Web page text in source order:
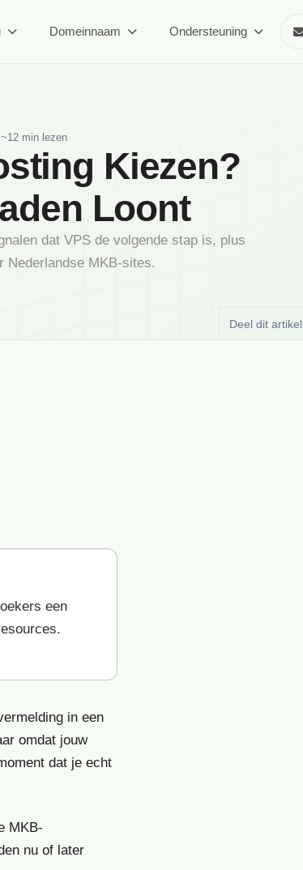
Domeinnaam Ondersteuning
~12 min lezen
Kiezen?
Loont
dat VPS de volgende stap is, plus
Nederlandse MKB-sites.
Deel dit artikel
een
in een
omdat jouw
dat je echt
MKB-
nu of later